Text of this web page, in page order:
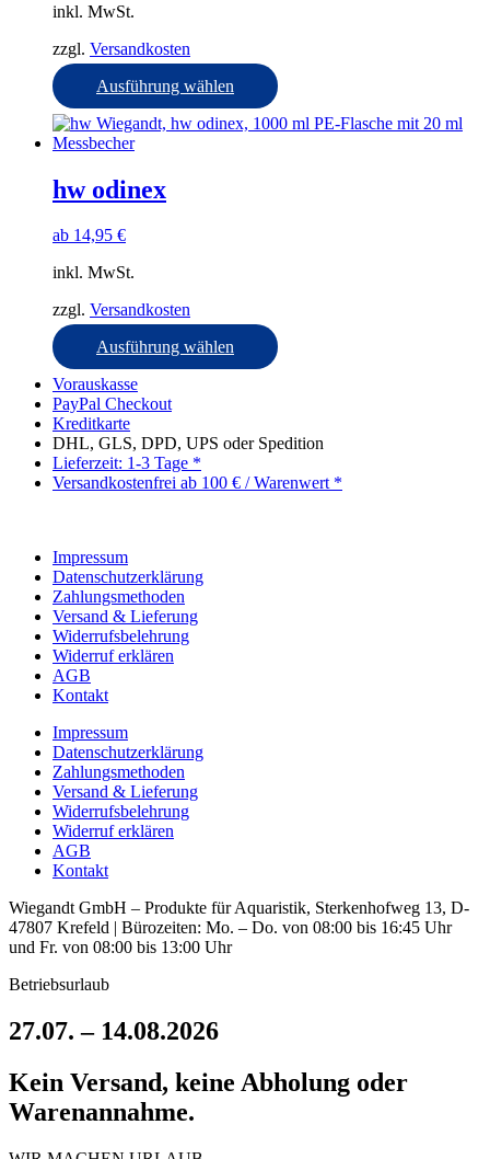
inkl. MwSt.
zzgl. Versandkosten
Ausführung wählen
Dieses
weist
werden
hw odinex
ab 14,95 €
inkl. MwSt.
zzgl. Versandkosten
Ausführung wählen
Dieses
auf.
Optionen
Vorauskasse
PayPal Checkout
Kreditkarte
DHL, GLS, DPD, UPS oder Spedition
Lieferzeit: 1-3 Tage *
Versandkostenfrei ab 100 € / Warenwert *
Impressum
Datenschutzerklärung
Zahlungsmethoden
Versand & Lieferung
Widerrufsbelehrung
Widerruf erklären
AGB
Kontakt
Impressum
Datenschutzerklärung
Zahlungsmethoden
Versand & Lieferung
Widerrufsbelehrung
Widerruf erklären
AGB
Kontakt
Wiegandt GmbH – Produkte für Aquaristik, Sterkenhofweg 13, D-
47807 Krefeld | Bürozeiten: Mo. – Do. von 08:00 bis 16:45 Uhr
und Fr. von 08:00 bis 13:00 Uhr
Betriebsurlaub
27.07. – 14.08.2026
Kein Versand, keine Abholung oder
Warenannahme.